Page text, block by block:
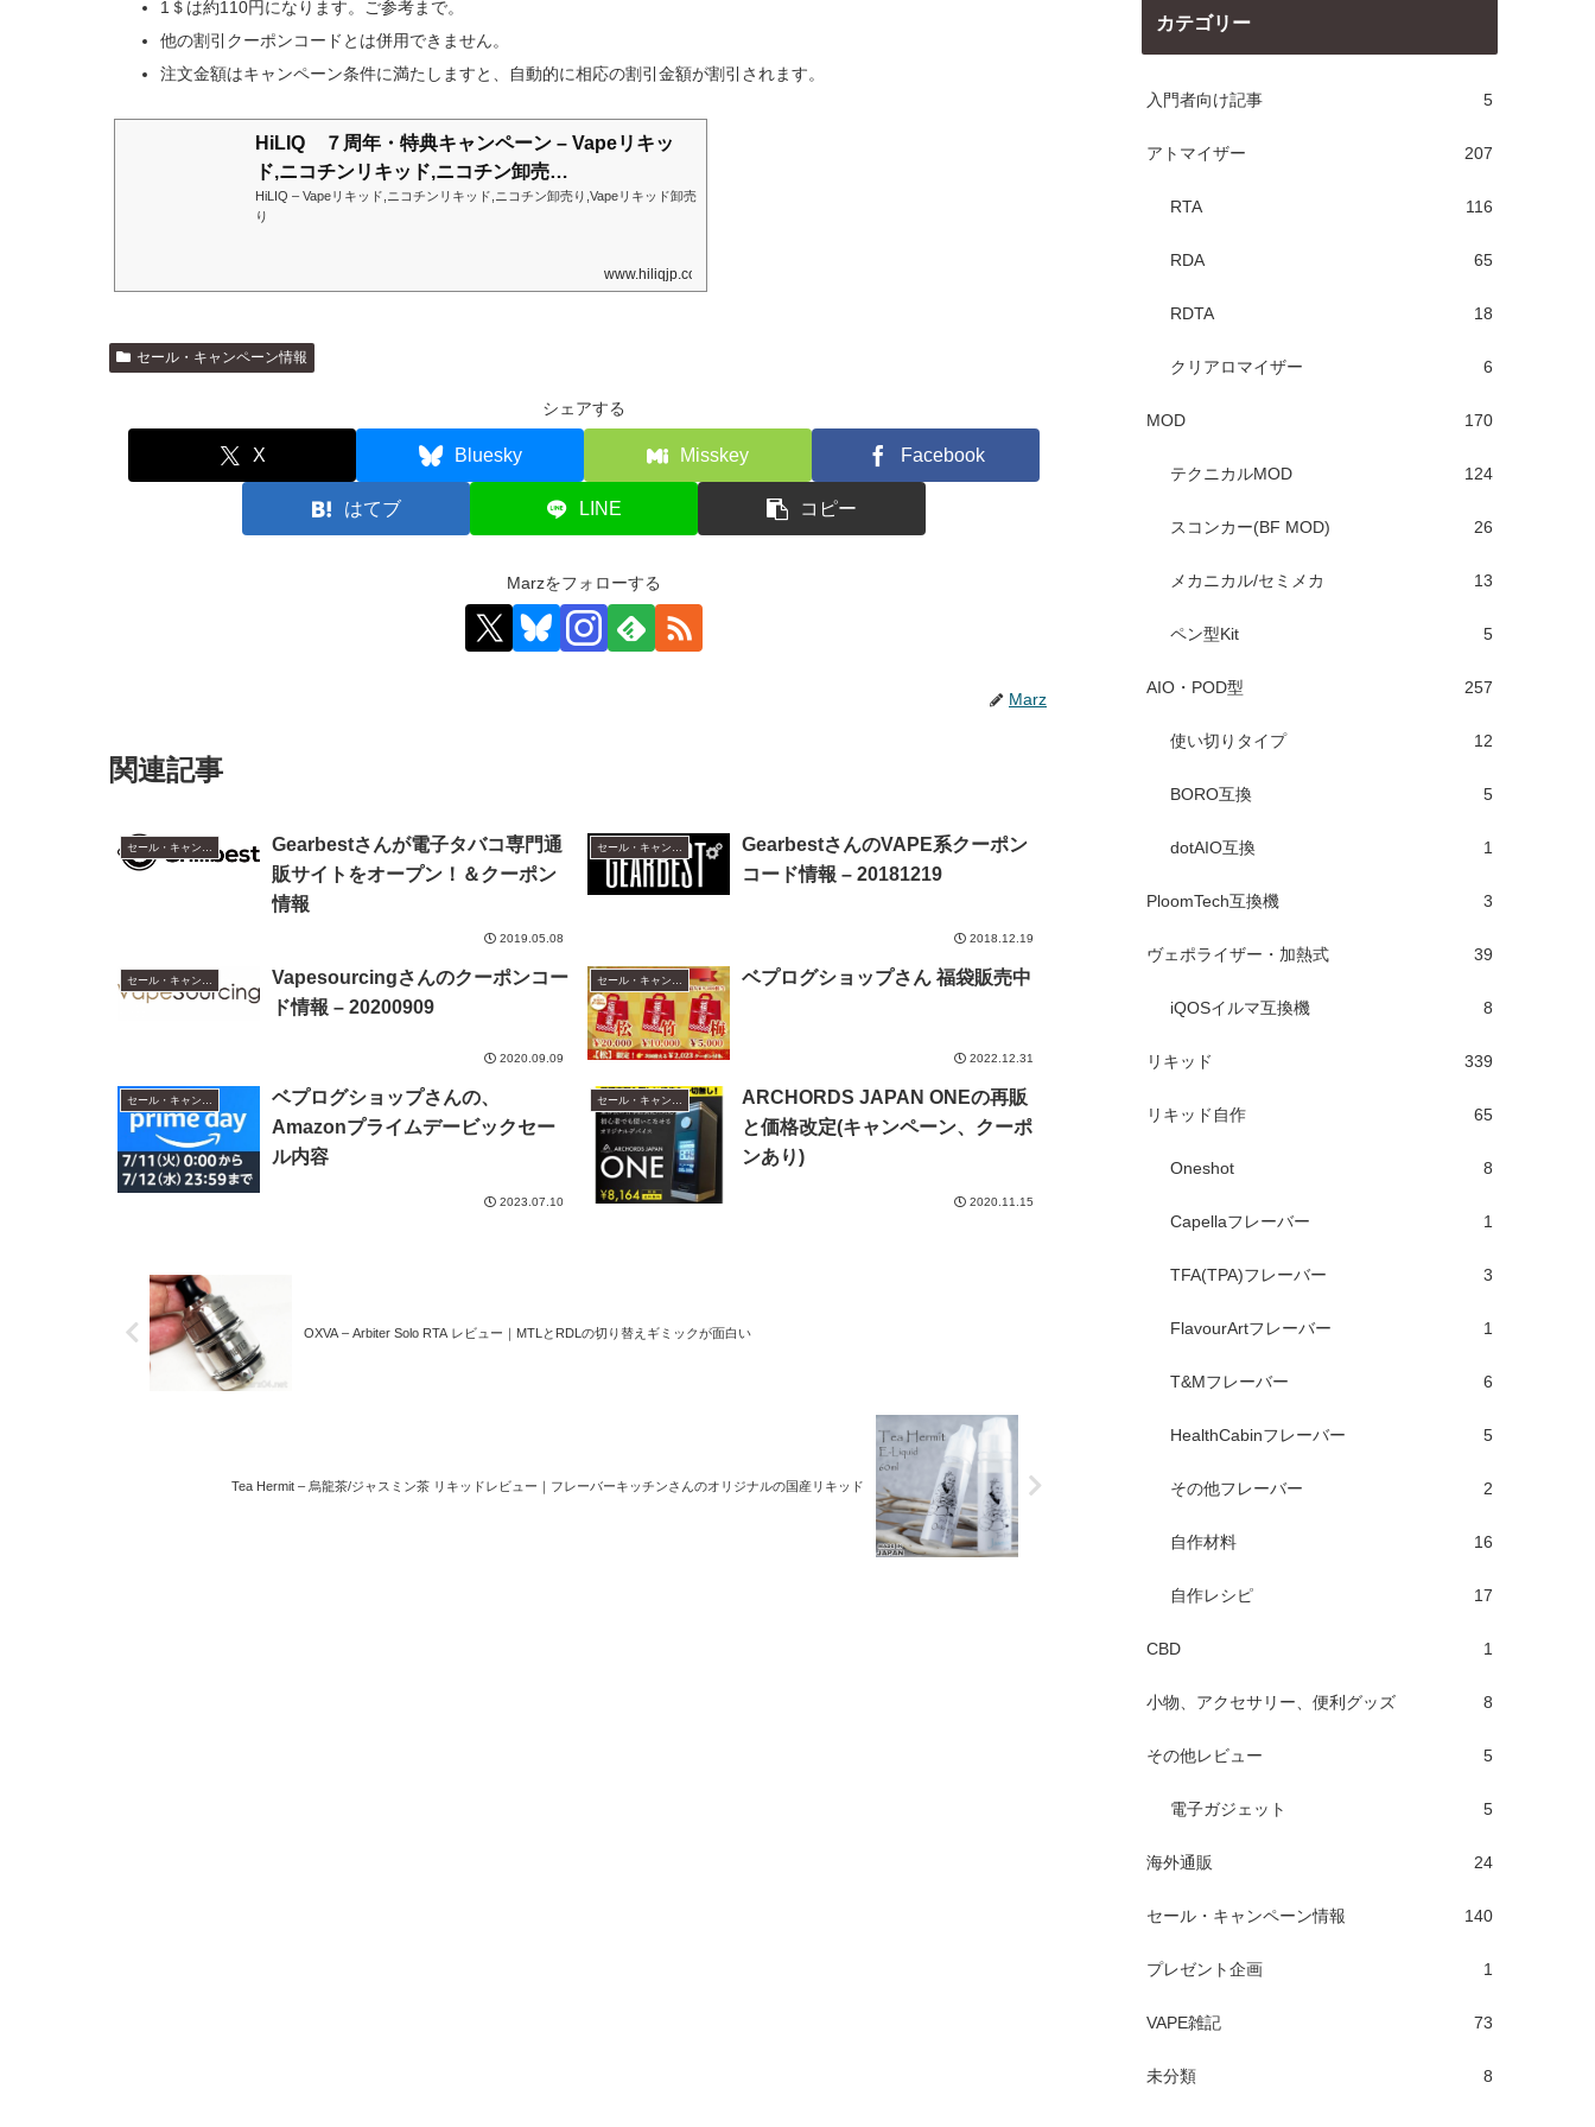
1＄は約110円になります。ご参考まで。
他の割引クーポンコードとは併用できません。
注文金額はキャンペーン条件に満たしますと、自動的に相応の割引金額が割引されます。
HiLIQ ７周年・特典キャンペーン – Vapeリキッ
ド,ニコチンリキッド,ニコチン卸売…
HiLIQ – Vapeリキッド,ニコチンリキッド,ニコチン卸売り,Vapeリキッド卸売
り
www.hiliqjp.com
セール・キャンペーン情報
シェアする
X Bluesky Misskey Facebook
はてブ LINE コピー
Marzをフォローする
Marz
関連記事
Gearbestさんが電子タバコ専門通
販サイトをオープン！＆クーポン
情報
2019.05.08
GearbestさんのVAPE系クーポン
コード情報 – 20181219
2018.12.19
セール・キャンペーン情報
Vapesourcingさんのクーポンコー
ド情報 – 20200909
2020.09.09
セール・キャンペーン情報 ベプログショップさん 福袋販売中
2022.12.31
セール・キャンペーン情報
ベプログショップさんの、
Amazonプライムデービックセー
ル内容
2023.07.10
セール・キャンペーン情報
ARCHORDS JAPAN ONEの再販
と価格改定(キャンペーン、クーポ
ンあり)
2020.11.15
OXVA – Arbiter Solo RTA レビュー｜MTLとRDLの切り替えギミックが面白い
Tea Hermit – 烏龍茶/ジャスミン茶 リキッドレビュー｜フレーバーキッチンさんのオリジナルの国産リキッド
カテゴリー
入門者向け記事 5
アトマイザー 207
RTA 116
RDA 65
RDTA 18
クリアロマイザー 6
MOD 170
テクニカルMOD 124
スコンカー(BF MOD) 26
メカニカル/セミメカ 13
ペン型Kit 5
AIO・POD型 257
使い切りタイプ 12
BORO互換 5
dotAIO互換 1
PloomTech互換機 3
ヴェポライザー・加熱式 39
iQOSイルマ互換機 8
リキッド 339
リキッド自作 65
Oneshot 8
Capellaフレーバー 1
TFA(TPA)フレーバー 3
FlavourArtフレーバー 1
T&Mフレーバー 6
HealthCabinフレーバー 5
その他フレーバー 2
自作材料 16
自作レシピ 17
CBD 1
小物、アクセサリー、便利グッズ 8
その他レビュー 5
電子ガジェット 5
海外通販 24
セール・キャンペーン情報 140
プレゼント企画 1
VAPE雑記 73
未分類 8